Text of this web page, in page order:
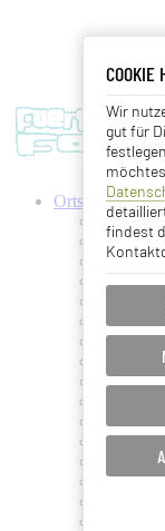
COOKIE
Wir
gut für
findest
Ortschaften
Antigua
Ajuy
Caleta
Corralejo
Costa
El Cotillo
Gran
La Lajita
La Oliva
La Pared
Lajares